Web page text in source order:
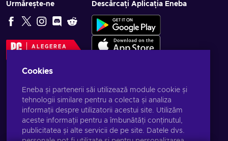
Urmărește-ne
ALEGEREA
Descărcați Aplicația Eneba
Cookies
Eneba și partenerii săi utilizează module cookie și
tehnologii similare pentru a colecta și analiza
informații despre utilizatorii acestui site. Utilizăm
aceste informații pentru a îmbunătăți conținutul,
publicitatea și alte servicii de pe site. Datele dvs.